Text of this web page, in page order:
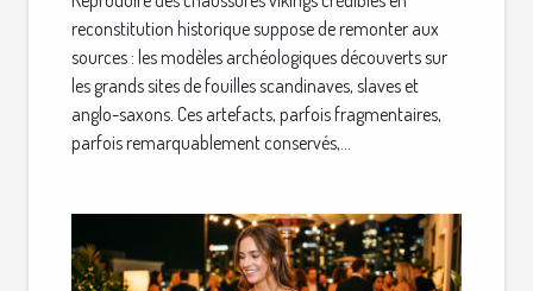
reconstitution historique suppose de remonter aux
sources : les modèles archéologiques découverts sur
les grands sites de fouilles scandinaves, slaves et
anglo-saxons. Ces artefacts, parfois fragmentaires,
parfois remarquablement conservés,...